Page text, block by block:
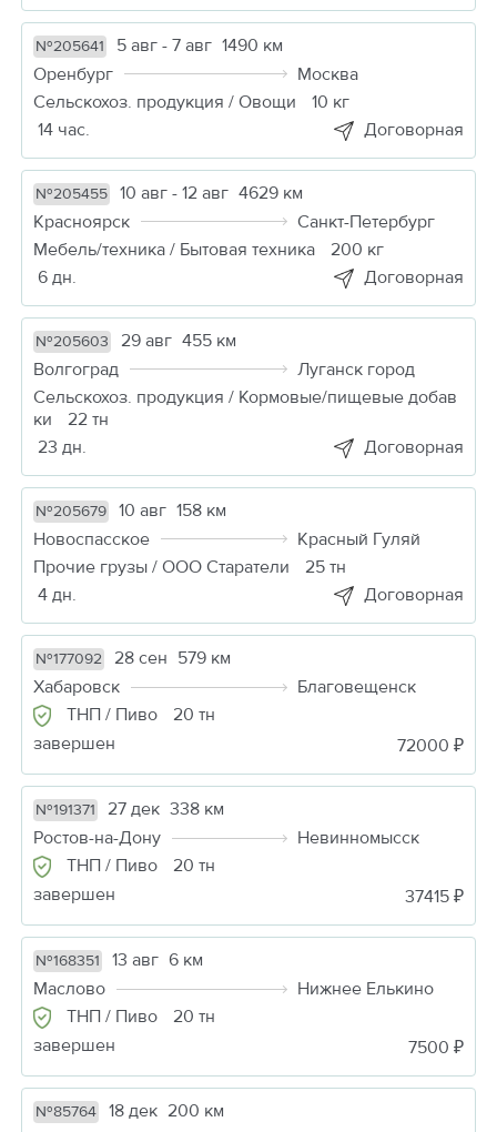
№205641 5 авг - 7 авг 1490 км
Оренбург
Москва
Сельскохоз. продукция / Овощи
10 кг
14 час.
Договорная
№205455 10 авг - 12 авг 4629 км
Красноярск
Санкт-Петербург
Мебель/техника / Бытовая техника
200 кг
6 дн.
Договорная
№205603 29 авг 455 км
Волгоград
Луганск город
Сельскохоз. продукция / Кормовые/пищевые добав
ки
22 тн
23 дн.
Договорная
№205679 10 авг 158 км
Новоспасское
Красный Гуляй
Прочие грузы / ООО Старатели
25 тн
4 дн.
Договорная
№177092 28 сен 579 км
Хабаровск
Благовещенск
ТНП / Пиво
20 тн
завершен
72000 ₽
№191371 27 дек 338 км
Ростов-на-Дону
Невинномысск
ТНП / Пиво
20 тн
завершен
37415 ₽
№168351 13 авг 6 км
Маслово
Нижнее Елькино
ТНП / Пиво
20 тн
завершен
7500 ₽
№85764 18 дек 200 км